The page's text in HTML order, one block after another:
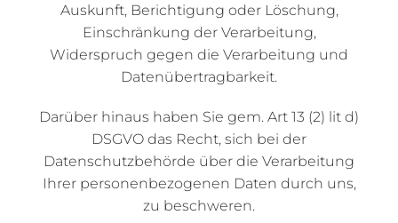
Auskunft, Berichtigung oder Löschung,
Einschränkung der Verarbeitung,
Widerspruch gegen die Verarbeitung und
Datenübertragbarkeit.
Darüber hinaus haben Sie gem. Art 13 (2) lit d)
DSGVO das Recht, sich bei der
Datenschutzbehörde über die Verarbeitung
Ihrer personenbezogenen Daten durch uns,
zu beschweren.